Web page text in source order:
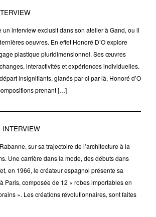
un interview exclusif dans son atelier à Gand, ou il
oeuvres. En effet Honoré D’O explore
plastique pluridimensionnel. Ses œuvres
interactivités et expériences individuelles.
insignifiants, glanés par-ci par-là, Honoré d’O
prenant […]
INTERVIEW
sur sa trajectoire de l’architecture à la
Une carrière dans la mode, des débuts dans
en 1966, le créateur espagnol présente sa
Paris, composée de 12 « robes importables en
». Les créations révolutionnaires, sont faites